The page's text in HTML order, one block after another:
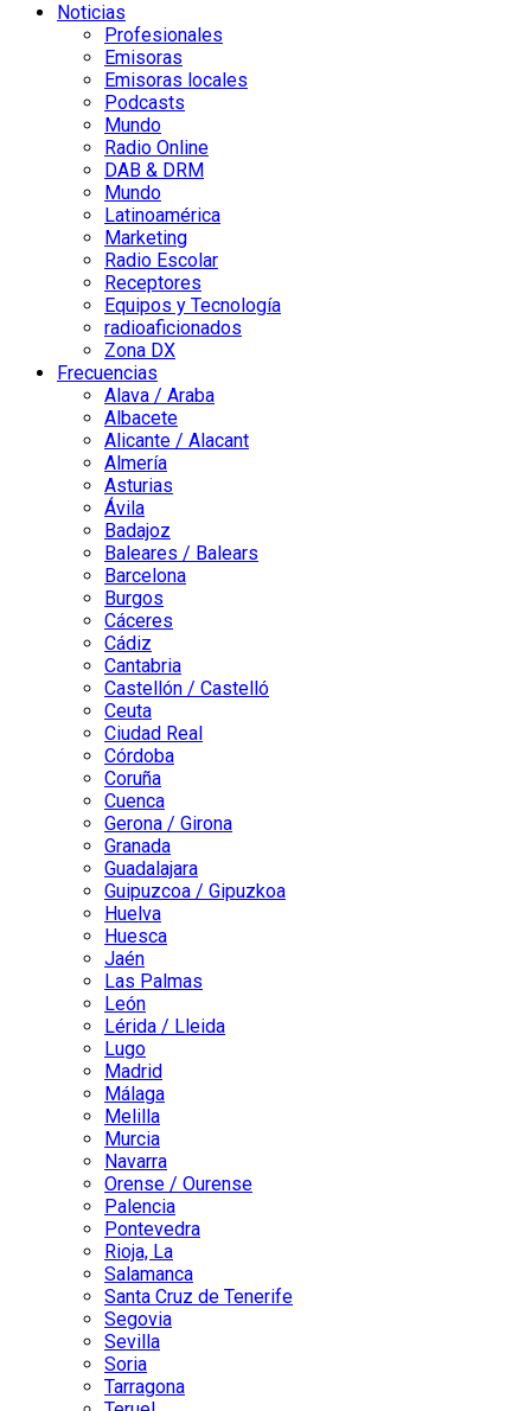
Noticias
Profesionales
Emisoras
Emisoras locales
Podcasts
Mundo
Radio Online
DAB & DRM
Mundo
Latinoamérica
Marketing
Radio Escolar
Receptores
Equipos y Tecnología
radioaficionados
Zona DX
Frecuencias
Alava / Araba
Albacete
Alicante / Alacant
Almería
Asturias
Ávila
Badajoz
Baleares / Balears
Barcelona
Burgos
Cáceres
Cádiz
Cantabria
Castellón / Castelló
Ceuta
Ciudad Real
Córdoba
Coruña
Cuenca
Gerona / Girona
Granada
Guadalajara
Guipuzcoa / Gipuzkoa
Huelva
Huesca
Jaén
Las Palmas
León
Lérida / Lleida
Lugo
Madrid
Málaga
Melilla
Murcia
Navarra
Orense / Ourense
Palencia
Pontevedra
Rioja, La
Salamanca
Santa Cruz de Tenerife
Segovia
Sevilla
Soria
Tarragona